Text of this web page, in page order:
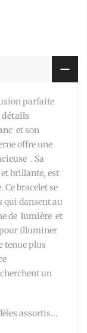
parfaite
détails
et son
offre une
. Sa
brillante, est
bracelet se
qui dansent au
de lumière et
illuminer
tenue plus
un
assortis...